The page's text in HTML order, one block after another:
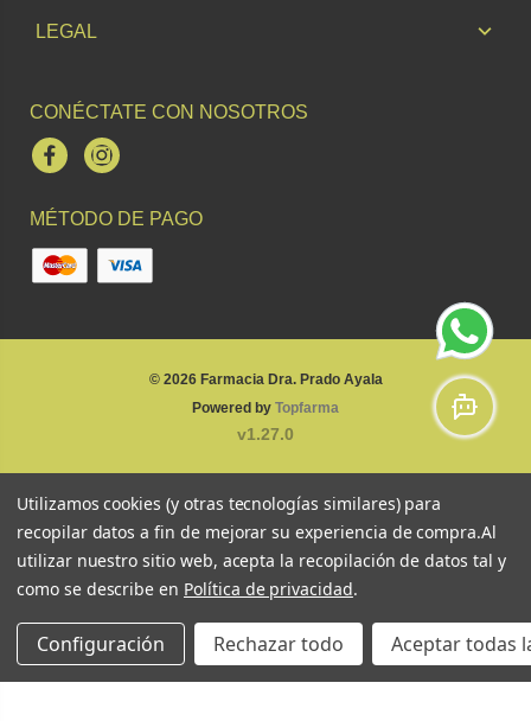
LEGAL
CONÉCTATE CON NOSOTROS
FacebookInstagram
MÉTODO DE PAGO
© 2026 Farmacia Dra. Prado Ayala
Powered by Topfarma
v1.27.0
Utilizamos cookies (y otras tecnologías similares) para
recopilar datos a fin de mejorar su experiencia de compra.Al
utilizar nuestro sitio web, acepta la recopilación de datos tal y
como se describe en Política de privacidad.
Configuración Rechazar todo Aceptar todas